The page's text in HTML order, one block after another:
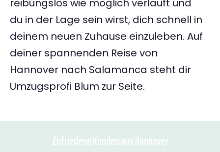
reibungslos wie möglich verläuft und
du in der Lage sein wirst, dich schnell in
deinem neuen Zuhause einzuleben. Auf
deiner spannenden Reise von
Hannover nach Salamanca steht dir
Umzugsprofi Blum zur Seite.
Zufriedene Kunden aus Hannover